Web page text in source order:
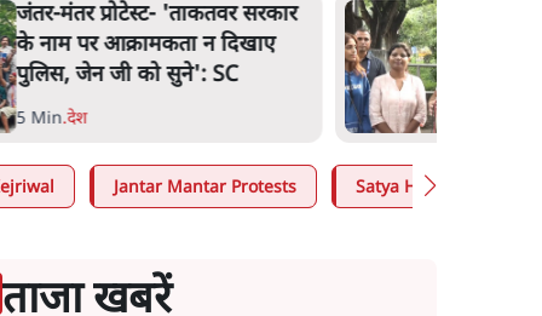
जंतर-मंतर प्रोटेस्ट- 'ताकतवर सरकार
के नाम पर आक्रामकता न दिखाए
पुलिस, जेन जी को सुने': SC
5 Min.देश
Jantar Mantar Protests Satya Hindi
ताजा खबरें